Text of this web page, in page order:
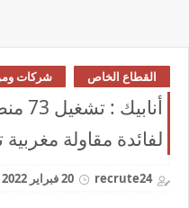
القطاع الخاص شركات
لفائدة مقاولة
recrute24 20 فبراير 2022